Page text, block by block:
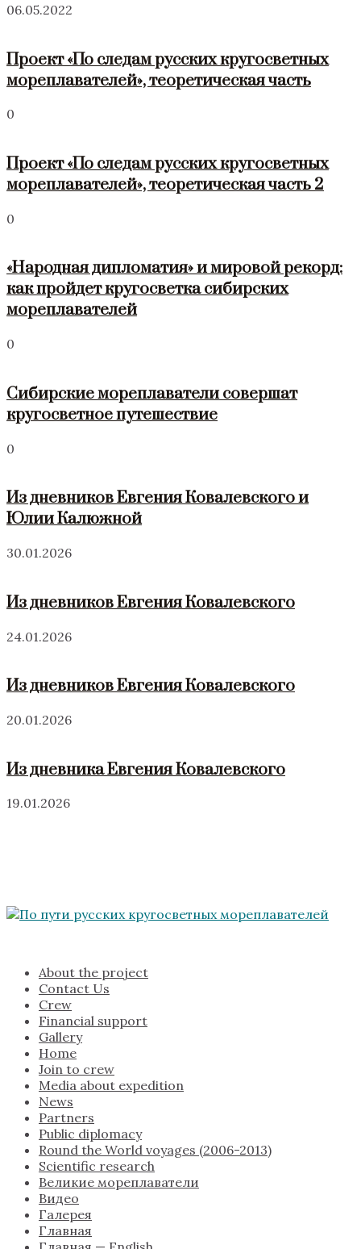
06.05.2022
Проект «По следам русских кругосветных
мореплавателей», теоретическая часть
0
Проект «По следам русских кругосветных
мореплавателей», теоретическая часть 2
0
«Народная дипломатия» и мировой рекорд:
как пройдет кругосветка сибирских
мореплавателей
0
Сибирские мореплаватели совершат
кругосветное путешествие
0
Из дневников Евгения Ковалевского и
Юлии Калюжной
30.01.2026
Из дневников Евгения Ковалевского
24.01.2026
Из дневников Евгения Ковалевского
20.01.2026
Из дневника Евгения Ковалевского
19.01.2026
About the project
Contact Us
Crew
Financial support
Gallery
Home
Join to crew
Media about expedition
News
Partners
Public diplomacy
Round the World voyages (2006-2013)
Scientific research
Великие мореплаватели
Видео
Галерея
Главная